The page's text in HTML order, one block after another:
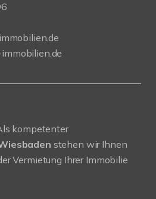
kompetenter
stehen wir Ihnen
Vermietung Ihrer Immobilie